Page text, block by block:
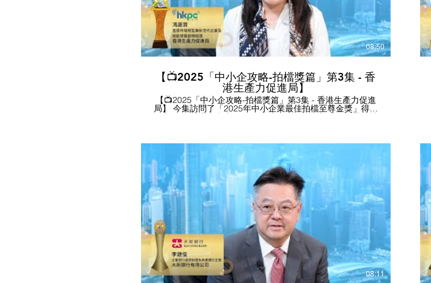
08:50
【📺2025「中小企攻略-拍檔獎篇」第3集 - 香
港生產力促進局】
【📺2025「中小企攻略-拍檔獎篇」第3集 - 香港生產力促進
局】 今集訪問了「2025年中小企業最佳拍檔至尊金獎」得主
代表 ----- 香港生產力促進局 首席市場總監兼新世代企業及技
要： - 生產力局新成立的「The Cradle – 出海服務中心」，
為中小企提供一站式專業支援，涵蓋國際技術標準對接、產
品本地化與國際化技術支援、知識產權管理及保護等，助中
小企出海覓商機。 - 生產力局的「ESG一站通」平台，至今
已有超過1,200間企業成為會員，可透過免費「ESG線上自我
評估」，了解公司的ESG表現，繼而提供相應的落地支援服
務。 - 生產力局的「中小企資援組」致力推廣政府資助計
劃，為中小企提供「一對一」免費諮詢，配對合適政府資助
計劃及免費「睇FORM」服務，助企業升級轉型。 - 生產力
局的「知創企業家網絡」會定期舉辦不同專題研討會及考察
團，如「大灣區市場透視系列」和「上海商聚考察團 」，助
中小企了解出海需求和策略，開拓內地及國際新機遇。 如有
興趣了解更多，可瀏覽公司網站 https://www.hkpc.org #香
港中小型企業總商會 #生產力局 #中小企發展 #中小企 #最佳
中小企獎 #最佳中小企業獎 #中小企業最佳拍檔獎 #鵬程中小
企青年創意創業獎 #ESG領先企業獎 #HKGCSMB #HKPC
#SME #SMEaward
播放影片
08:11